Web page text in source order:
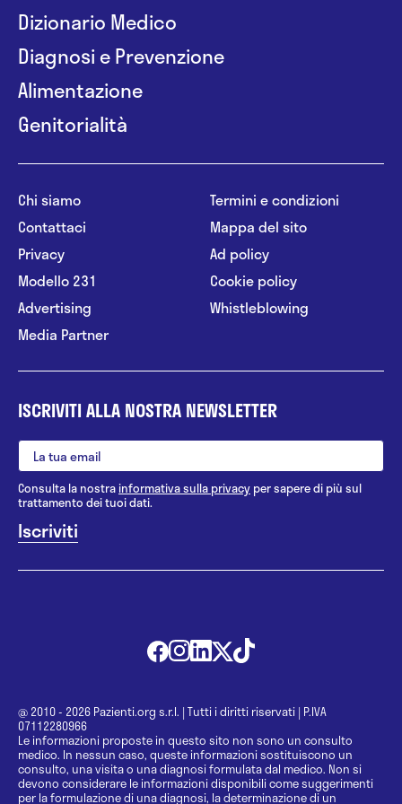
Dizionario Medico
Diagnosi e Prevenzione
Alimentazione
Genitorialità
Chi siamo
Contattaci
Privacy
Modello 231
Advertising
Media Partner
Termini e condizioni
Mappa del sito
Ad policy
Cookie policy
Whistleblowing
ISCRIVITI ALLA NOSTRA NEWSLETTER
Consulta la nostrainformativa sulla privacy per sapere di più sul
trattamento dei tuoi dati.
@ 2010 - 2026 Pazienti.org s.r.l. | Tutti i diritti riservati | P.IVA
07112280966
Le informazioni proposte in questo sito non sono un consulto
medico. In nessun caso, queste informazioni sostituiscono un
consulto, una visita o una diagnosi formulata dal medico. Non si
devono considerare le informazioni disponibili come suggerimenti
per la formulazione di una diagnosi, la determinazione di un